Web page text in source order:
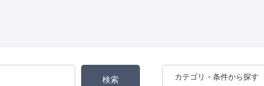
カテゴリ・条件から探す